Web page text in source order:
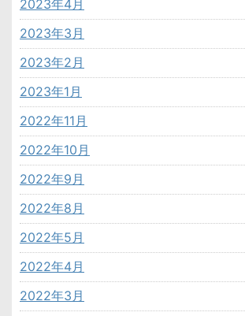
2023年4月
2023年3月
2023年2月
2023年1月
2022年11月
2022年10月
2022年9月
2022年8月
2022年5月
2022年4月
2022年3月